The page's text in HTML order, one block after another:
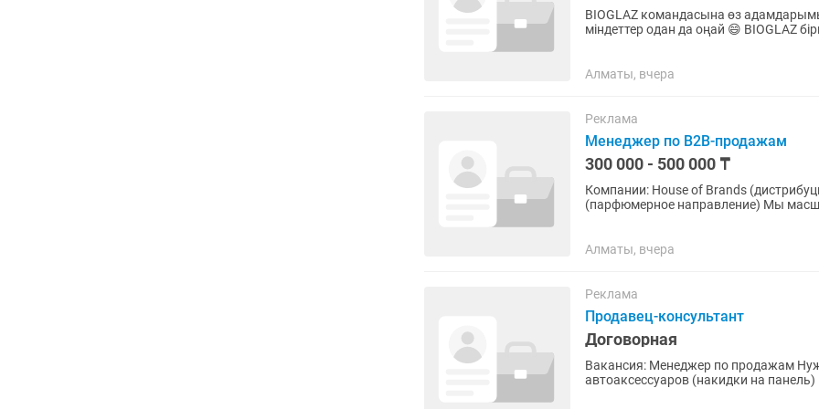
BIOGLAZ командасына өз адамдарымызды іздеп
міндеттер одан да оңай 😄 BIOGLAZ
Алматы, вчера
Реклама
Менеджер по B2B-продажам
300 000 - 500 000 ₸
Компании: House of Brands
(парфюмерное направление) Мы
Алматы, вчера
Реклама
Продавец-консультант
Договорная
Вакансия: Менеджер по продажам Нужен
автоаксессуаров (накидки на панель) Что делать: Отвечать клиентам Обрабатывать заявки с